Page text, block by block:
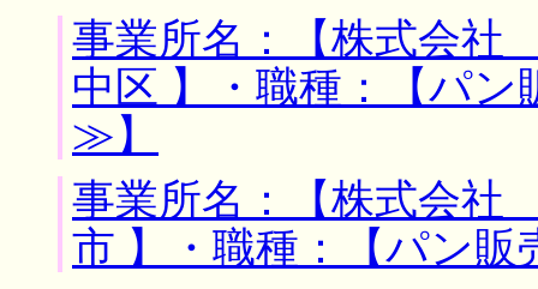
事業所名：【株式会
中区 】・職種：【パ
≫】
事業所名：【株式会
市 】・職種：【パン販